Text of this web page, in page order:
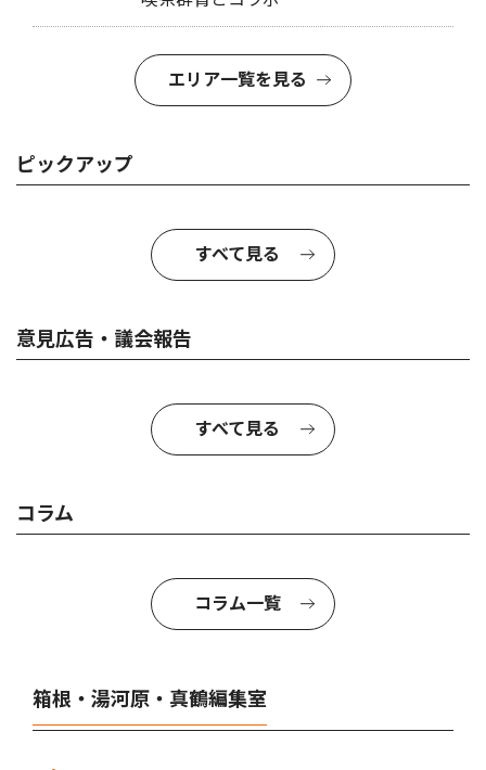
エリア一覧を見る
ピックアップ
すべて見る
意見広告・議会報告
すべて見る
コラム
コラム一覧
箱根・湯河原・真鶴編集室